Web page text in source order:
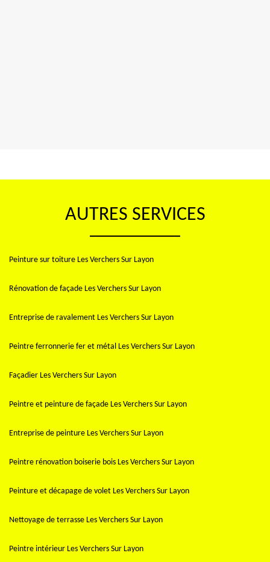
AUTRES SERVICES
Peinture sur toiture Les Verchers Sur Layon
Rénovation de façade Les Verchers Sur Layon
Entreprise de ravalement Les Verchers Sur Layon
Peintre ferronnerie fer et métal Les Verchers Sur Layon
Façadier Les Verchers Sur Layon
Peintre et peinture de façade Les Verchers Sur Layon
Entreprise de peinture Les Verchers Sur Layon
Peintre rénovation boiserie bois Les Verchers Sur Layon
Peinture et décapage de volet Les Verchers Sur Layon
Nettoyage de terrasse Les Verchers Sur Layon
Peintre intérieur Les Verchers Sur Layon